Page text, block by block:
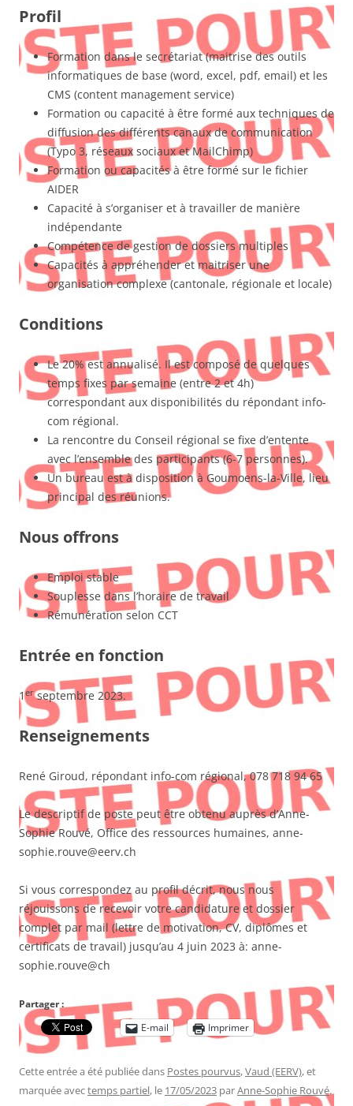
Profil
Formation dans le secrétariat (maitrise des outils
informatiques de base (word, excel, pdf, email) et les
CMS (content management service)
Formation ou capacité à être formé aux techniques de
diffusion des différents canaux de communication
(Typo 3, réseaux sociaux et MailChimp)
Formation ou capacités à être formé sur le fichier
AIDER
Capacité à s’organiser et à travailler de manière
indépendante
Compétence de gestion de dossiers multiples
Capacités à appréhender et maitriser une
organisation complexe (cantonale, régionale et locale)
Conditions
Le 20% est annualisé. Il est composé de quelques
temps fixes par semaine (entre 2 et 4h)
correspondant aux disponibilités du répondant info-
com régional.
La rencontre du Conseil régional se fixe d’entente
avec l’ensemble des participants (6-7 personnes).
Un bureau est à disposition à Goumoens-la-Ville, lieu
principal des réunions.
Nous offrons
Emploi stable
Souplesse dans l’horaire de travail
Rémunération selon CCT
Entrée en fonction
1erseptembre 2023.
Renseignements
René Giroud, répondant info-com régional, 078 718 94 65
Le descriptif de poste peut être obtenu auprès d’Anne-
Sophie Rouvé, Office des ressources humaines, anne-
sophie.rouve@eerv.ch
Si vous correspondez au profil décrit, nous nous
réjouissons de recevoir votre candidature et dossier
complet par mail (lettre de motivation, CV, diplômes et
certificats de travail) jusqu’au 4 juin 2023 à: anne-
sophie.rouve@ch
Partager :
E-mail
Imprimer
Cette entrée a été publiée dans Postes pourvus,Vaud (EERV), et
marquée avectemps partiel, le 17/05/2023 parAnne-Sophie Rouvé.